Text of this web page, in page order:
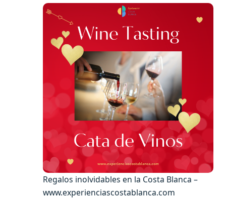
Regalos inolvidables en la Costa Blanca –
www.experienciascostablanca.com